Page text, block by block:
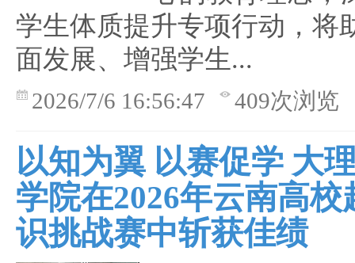
学生体质提升专项行动，将
面发展、增强学生...
2026/7/6 16:56:47 409次浏览
以知为翼 以赛促学 大
学院在2026年云南高校
识挑战赛中斩获佳绩